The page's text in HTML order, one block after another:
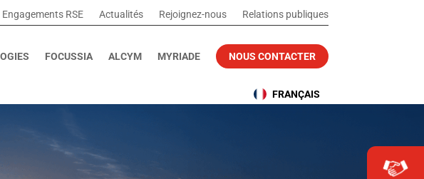
Engagements RSE Actualités Rejoignez-nous Relations publiques
FOCUSSIA ALCYM MYRIADE NOUS CONTACTER
FRANÇAIS